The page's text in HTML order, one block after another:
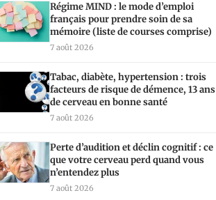
Régime MIND : le mode d’emploi
français pour prendre soin de sa
mémoire (liste de courses comprise)
7 août 2026
Tabac, diabète, hypertension : trois
facteurs de risque de démence, 13 ans
de cerveau en bonne santé
7 août 2026
Perte d’audition et déclin cognitif : ce
que votre cerveau perd quand vous
n’entendez plus
7 août 2026